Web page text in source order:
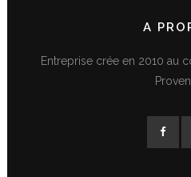
A
Entreprise crée en 2010 au